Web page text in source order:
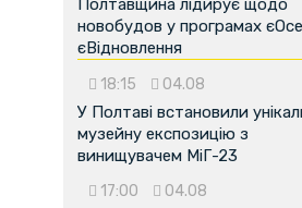
Полтавщина лідирує щодо
новобудов у програмах
єВідновлення
18:15 04.08
У Полтаві встановили
музейну експозицію з
винищувачем МіГ-23
17:00 04.08